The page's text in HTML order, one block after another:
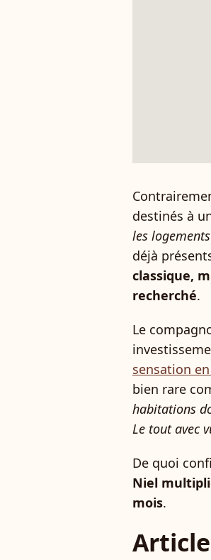
destinés à
les
déjà
classique,
recherché.
Le
sensation
bien rare
habitations
Le tout avec
De quoi
Niel
mois.